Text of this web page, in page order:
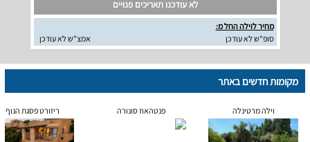
לא עודכנו תאריכים פנויים
מחיר לוילה החל מ:
סופ"ש לא עודכן
אמצ"ש לא עודכן
מקומות חדשים באתר
וילה מרטינלה פנטהאוז סונורה ריזורט פסגת הנוף